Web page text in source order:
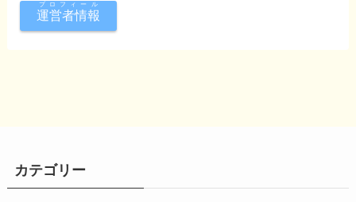
運営者情報
プロフィール
カテゴリー